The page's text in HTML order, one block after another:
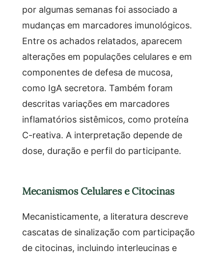
por algumas semanas foi associado a
mudanças em marcadores imunológicos.
Entre os achados relatados, aparecem
alterações em populações celulares e em
componentes de defesa de mucosa,
como IgA secretora. Também foram
descritas variações em marcadores
inflamatórios sistêmicos, como proteína
C-reativa. A interpretação depende de
dose, duração e perfil do participante.
Mecanismos Celulares e Citocinas
Mecanisticamente, a literatura descreve
cascatas de sinalização com participação
de citocinas, incluindo interleucinas e